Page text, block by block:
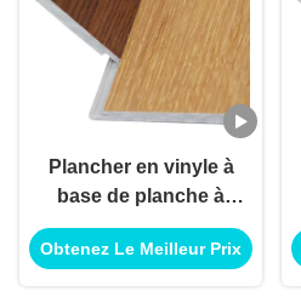
Plancher en vinyle à
base de planche à
base de vinyle à base
de vinyle à base de
Obtenez Le Meilleur Prix